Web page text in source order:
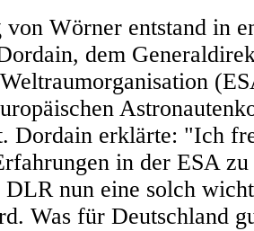
Wörner entstand in
dem
Dordain erklärte: "Ich
in der ESA
DLR nun eine solch
Was für Deutschland